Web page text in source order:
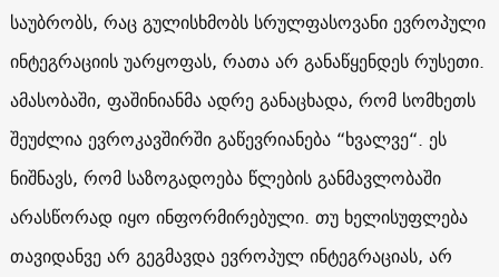
საუბრობს, რაც გულისხმობს სრულფასოვანი ევროპული
ინტეგრაციის უარყოფას, რათა არ განაწყენდეს რუსეთი.
ამასობაში, ფაშინიანმა ადრე განაცხადა, რომ სომხეთს
შეუძლია ევროკავშირში გაწევრიანება “ხვალვე“. ეს
ნიშნავს, რომ საზოგადოება წლების განმავლობაში
არასწორად იყო ინფორმირებული. თუ ხელისუფლება
თავიდანვე არ გეგმავდა ევროპულ ინტეგრაციას, არ